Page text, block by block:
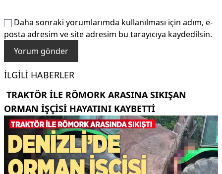
Daha sonraki yorumlarımda kullanılması için adım, e-
posta adresim ve site adresim bu tarayıcıya kaydedilsin.
İLGILI HABERLER
TRAKTÖR ILE RÖMORK ARASINA SIKIŞAN
ORMAN IŞÇISI HAYATINI KAYBETTI